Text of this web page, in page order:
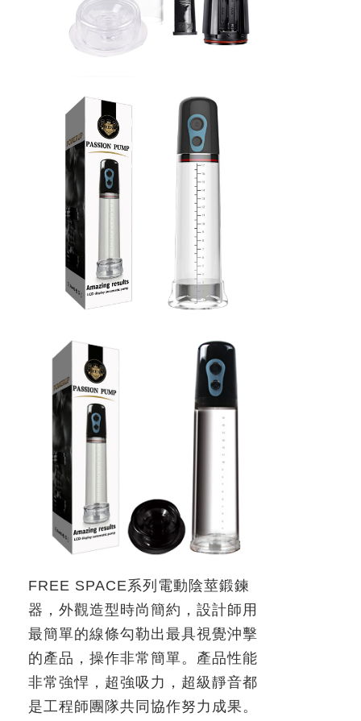
FREE SPACE系列電動陰莖鍛鍊
器，外觀造型時尚簡約，設計師用
最簡單的線條勾勒出最具視覺沖擊
的產品，操作非常簡單。產品性能
非常強悍，超強吸力，超級靜音都
是工程師團隊共同協作努力成果。